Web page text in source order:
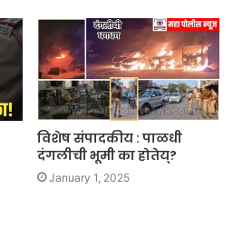
विशेष संपादकीय : पाळधी
दंगलीची भूमी का होतेय्‌?
January 1, 2025